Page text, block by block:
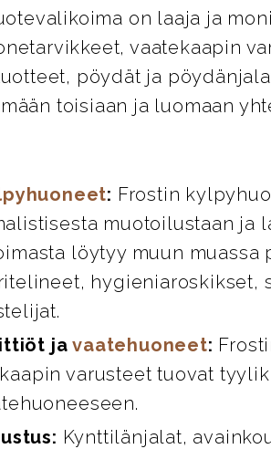
on laaja ja
vaatekaapin
pöydät ja
toisiaan ja luomaan
: Frostin
muotoilustaan ja
löytyy muun muassa
hygieniaroskikset,
javaatehuoneet:
varusteet tuovat
Kynttilänjalat,